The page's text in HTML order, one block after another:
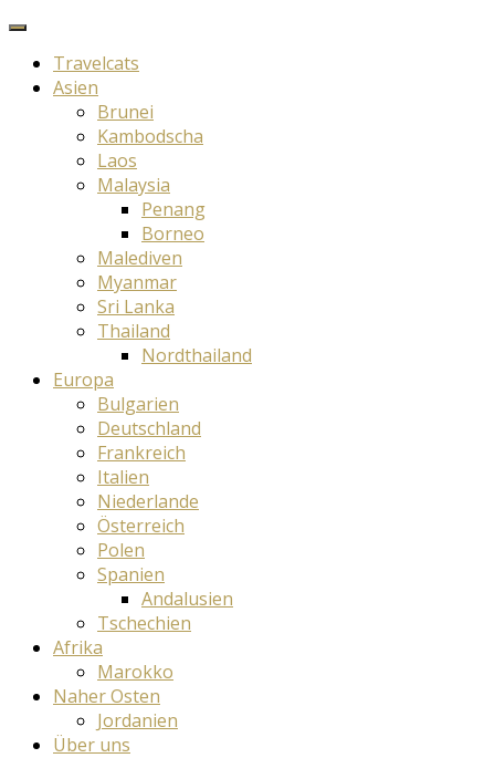
Travelcats
Asien
Brunei
Kambodscha
Laos
Malaysia
Penang
Borneo
Malediven
Myanmar
Sri Lanka
Thailand
Nordthailand
Europa
Bulgarien
Deutschland
Frankreich
Italien
Niederlande
Österreich
Polen
Spanien
Andalusien
Tschechien
Afrika
Marokko
Naher Osten
Jordanien
Über uns